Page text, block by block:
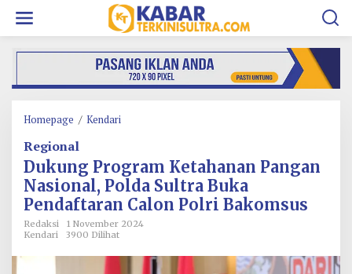
w
Homepage / Kendari
u
n
g
P
r
Regional
Dukung Program Ketahanan Pangan
Nasional, Polda Sultra Buka
Pendaftaran Calon Polri Bakomsus
Redaksi
1 November 2024
Kendari
3900 Dilihat